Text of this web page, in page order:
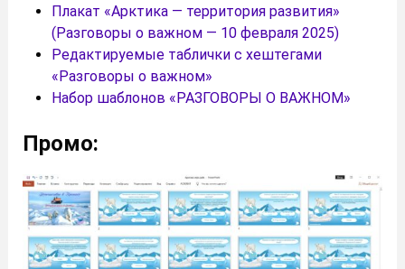
Плакат «Арктика — территория развития»
(Разговоры о важном — 10 февраля 2025)
Редактируемые таблички с хештегами
«Разговоры о важном»
Набор шаблонов «РАЗГОВОРЫ О ВАЖНОМ»
Промо: